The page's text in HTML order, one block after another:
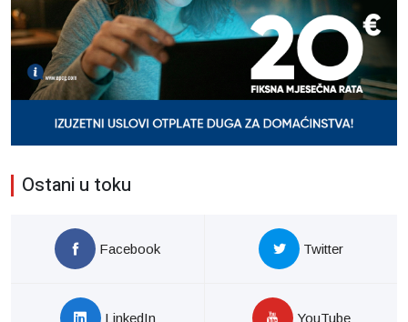
Ostani u toku
Facebook Twitter
LinkedIn YouTube